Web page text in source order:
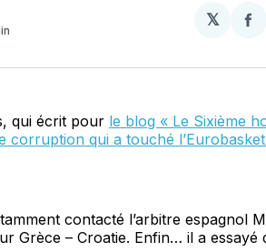
𝕏
qui écrit pour le blog « Le Sixième
corruption qui a touché
contacté l’arbitre espagnol
Grèce – Croatie. Enfin… il a essayé